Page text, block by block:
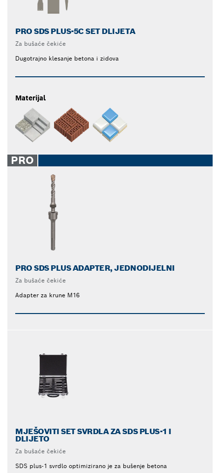
PRO SDS PLUS-5C SET DLIJETA
Za bušaće čekiće
Dugotrajno klesanje betona i zidova
Materijal
PRO
PRO SDS PLUS ADAPTER, JEDNODIJELNI
Za bušaće čekiće
Adapter za krune M16
MJEŠOVITI SET SVRDLA ZA SDS PLUS-1 I
DLIJETO
Za bušaće čekiće
SDS plus-1 svrdlo optimizirano je za bušenje betona